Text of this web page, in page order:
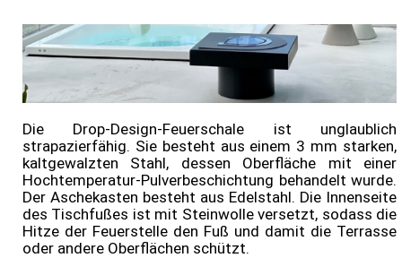
Die Drop-Design-Feuerschale ist unglaublich
strapazierfähig. Sie besteht aus einem 3 mm starken,
kaltgewalzten Stahl, dessen Oberfläche mit einer
Hochtemperatur-Pulverbeschichtung behandelt wurde.
Der Aschekasten besteht aus Edelstahl. Die Innenseite
des Tischfußes ist mit Steinwolle versetzt, sodass die
Hitze der Feuerstelle den Fuß und damit die Terrasse
oder andere Oberflächen schützt.